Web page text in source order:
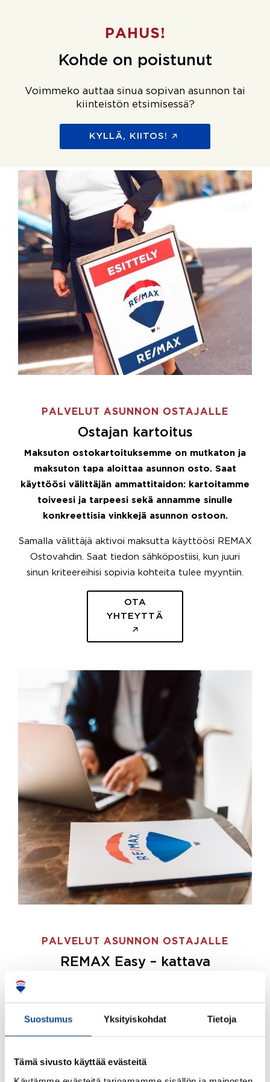
Suostumus Yksityiskohdat Tietoja
Tämä sivusto käyttää evästeitä
PAHUS!
Kohde on poistunut
Voimmeko auttaa sinua sopivan asunnon tai
kiinteistön etsimisessä?
KYLLÄ, KIITOS!
PALVELUT ASUNNON OSTAJALLE
Ostajan kartoitus
Maksuton ostokartoituksemme on mutkaton ja
maksuton tapa aloittaa asunnon osto. Saat
käyttöösi välittäjän ammattitaidon: kartoitamme
toiveesi ja tarpeesi sekä annamme sinulle
konkreettisia vinkkejä asunnon ostoon.
Samalla välittäjä aktivoi maksutta käyttöösi REMAX
Ostovahdin. Saat tiedon sähköpostiisi, kun juuri
sinun kriteereihisi sopivia kohteita tulee myyntiin.
OTA
YHTEYTTÄ
PALVELUT ASUNNON OSTAJALLE
REMAX Easy – kattava
ostajille.
Tee ostotoimeksianto ja etsimme juuri